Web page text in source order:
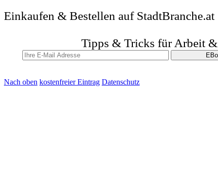
Einkaufen & Bestellen auf StadtBranche.at
Tipps & Tricks für Arbeit
Nach oben kostenfreier Eintrag Datenschutz